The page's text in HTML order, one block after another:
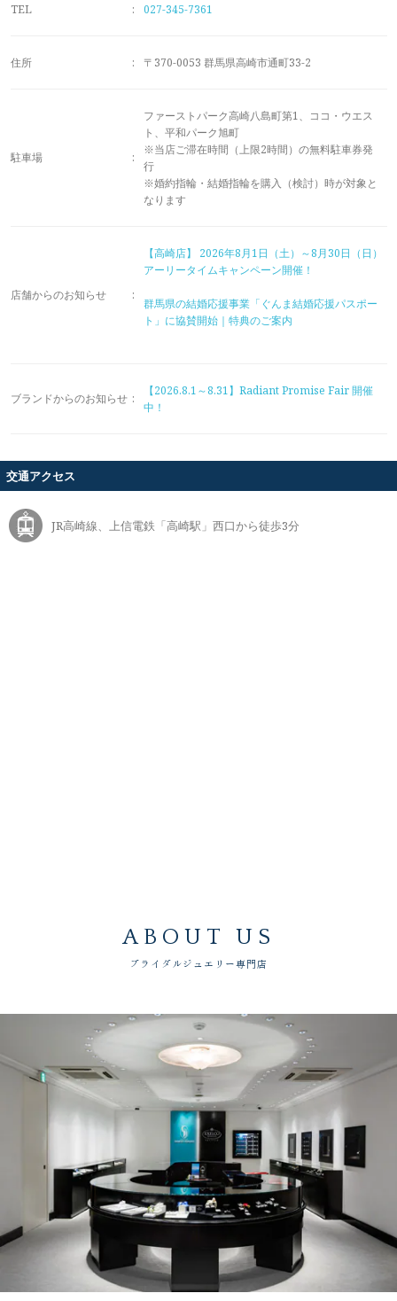
TEL : 027-345-7361
住所 : 〒370-0053 群馬県高崎市通町33-2
駐車場 :
ファーストパーク高崎八島町第1、ココ・ウエス
ト、平和パーク旭町
※当店ご滞在時間（上限2時間）の無料駐車券発
行
※婚約指輪・結婚指輪を購入（検討）時が対象と
なります
店舗からのお知らせ :
【高崎店】 2026年8月1日（土）～8月30日（日）
アーリータイムキャンペーン開催！
群馬県の結婚応援事業「ぐんま結婚応援パスポー
ト」に協賛開始｜特典のご案内
ブランドからのお知らせ :
【2026.8.1～8.31】Radiant Promise Fair 開催
中！
交通アクセス
JR高崎線、上信電鉄「高崎駅」西口から徒歩3分
ABOUT US
ブライダルジュエリー専門店